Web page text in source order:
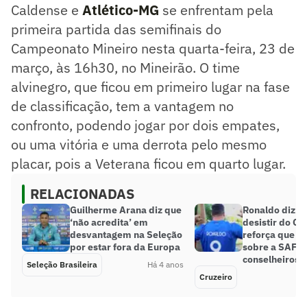
Caldense e Atlético-MG se enfrentam pela
primeira partida das semifinais do
Campeonato Mineiro nesta quarta-feira, 23 de
março, às 16h30, no Mineirão. O time
alvinegro, que ficou em primeiro lugar na fase
de classificação, tem a vantagem no
confronto, podendo jogar por dois empates,
ou uma vitória e uma derrota pelo mesmo
placar, pois a Veterana ficou em quarto lugar.
RELACIONADAS
Guilherme Arana diz que
‘não acredita’ em
desvantagem na Seleção
por estar fora da Europa
Seleção Brasileira Há 4 anos
Ronaldo diz
desistir do
reforça que
sobre a SAF
conselheiros
Cruzeiro